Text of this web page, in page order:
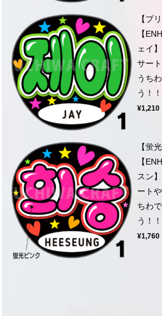
【プ
【
ェイ
サー
うち
う！！
¥1,210
【蛍
【
スン
ート
ちわ
う！！
¥1,760